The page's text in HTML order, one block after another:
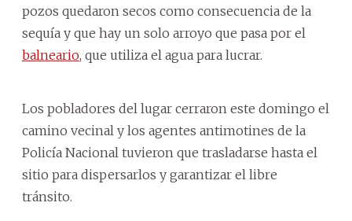
pozos quedaron secos como consecuencia de la
sequía y que hay un solo arroyo que pasa por el
balneario, que utiliza el agua para lucrar.
Los pobladores del lugar cerraron este domingo el
camino vecinal y los agentes antimotines de la
Policía Nacional tuvieron que trasladarse hasta el
sitio para dispersarlos y garantizar el libre
tránsito.